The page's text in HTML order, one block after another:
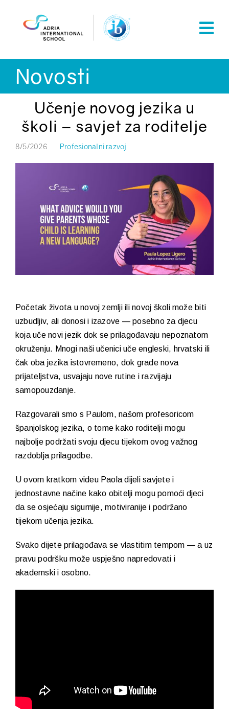
Novosti
Učenje novog jezika u
školi – savjet za roditelje
8/5/2026 Profesionalni razvoj
Početak života u novoj zemlji ili novoj školi može biti
uzbudljiv, ali donosi i izazove — posebno za djecu
koja uče novi jezik dok se prilagođavaju nepoznatom
okruženju. Mnogi naši učenici uče engleski, hrvatski ili
čak oba jezika istovremeno, dok grade nova
prijateljstva, usvajaju nove rutine i razvijaju
samopouzdanje.
Razgovarali smo s Paulom, našom profesoricom
španjolskog jezika, o tome kako roditelji mogu
najbolje podržati svoju djecu tijekom ovog važnog
razdoblja prilagodbe.
U ovom kratkom videu Paola dijeli savjete i
jednostavne načine kako obitelji mogu pomoći djeci
da se osjećaju sigurnije, motiviranije i podržano
tijekom učenja jezika.
Svako dijete prilagođava se vlastitim tempom — a uz
pravu podršku može uspješno napredovati i
akademski i osobno.